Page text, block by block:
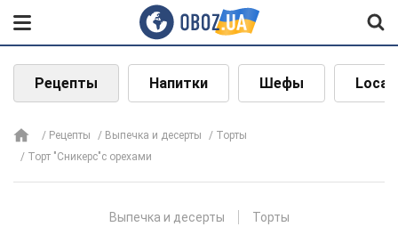
Рецепты Напитки Шефы Local
Рецепты Выпечка и десерты
Торты
Торт "Сникерс"с орехами
Выпечка и десерты Торты